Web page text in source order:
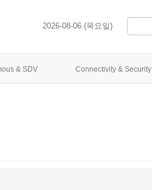
2026-08-06 (목요일)
& SDV Connectivity & Security